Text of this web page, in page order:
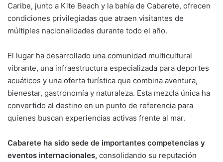
Caribe, junto a Kite Beach y la bahía de Cabarete, ofrecen
condiciones privilegiadas que atraen visitantes de
múltiples nacionalidades durante todo el año.
El lugar ha desarrollado una comunidad multicultural
vibrante, una infraestructura especializada para deportes
acuáticos y una oferta turística que combina aventura,
bienestar, gastronomía y naturaleza. Esta mezcla única ha
convertido al destino en un punto de referencia para
quienes buscan experiencias activas frente al mar.
Cabarete ha sido sede de importantes competencias y
eventos internacionales, consolidando su reputación